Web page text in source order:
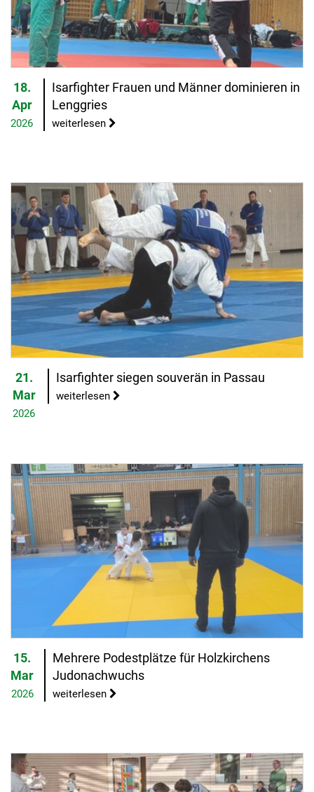
18.
Apr
2026
Isarfighter Frauen und Männer dominieren in
Lenggries
weiterlesen
21.
Mar
2026
Isarfighter siegen souverän in Passau
weiterlesen
15.
Mar
2026
Mehrere Podestplätze für Holzkirchens
Judonachwuchs
weiterlesen